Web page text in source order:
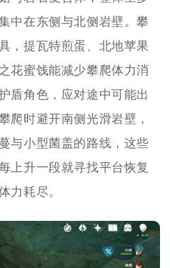
中在东侧与北侧岩壁。攀
，提瓦特煎蛋、北地苹果
花蜜饯能减少攀爬体力消
盾角色，应对途中可能出
爬时避开南侧光滑岩壁，
与小型菌盖的路线，这些
上升一段就寻找平台恢复
力耗尽。